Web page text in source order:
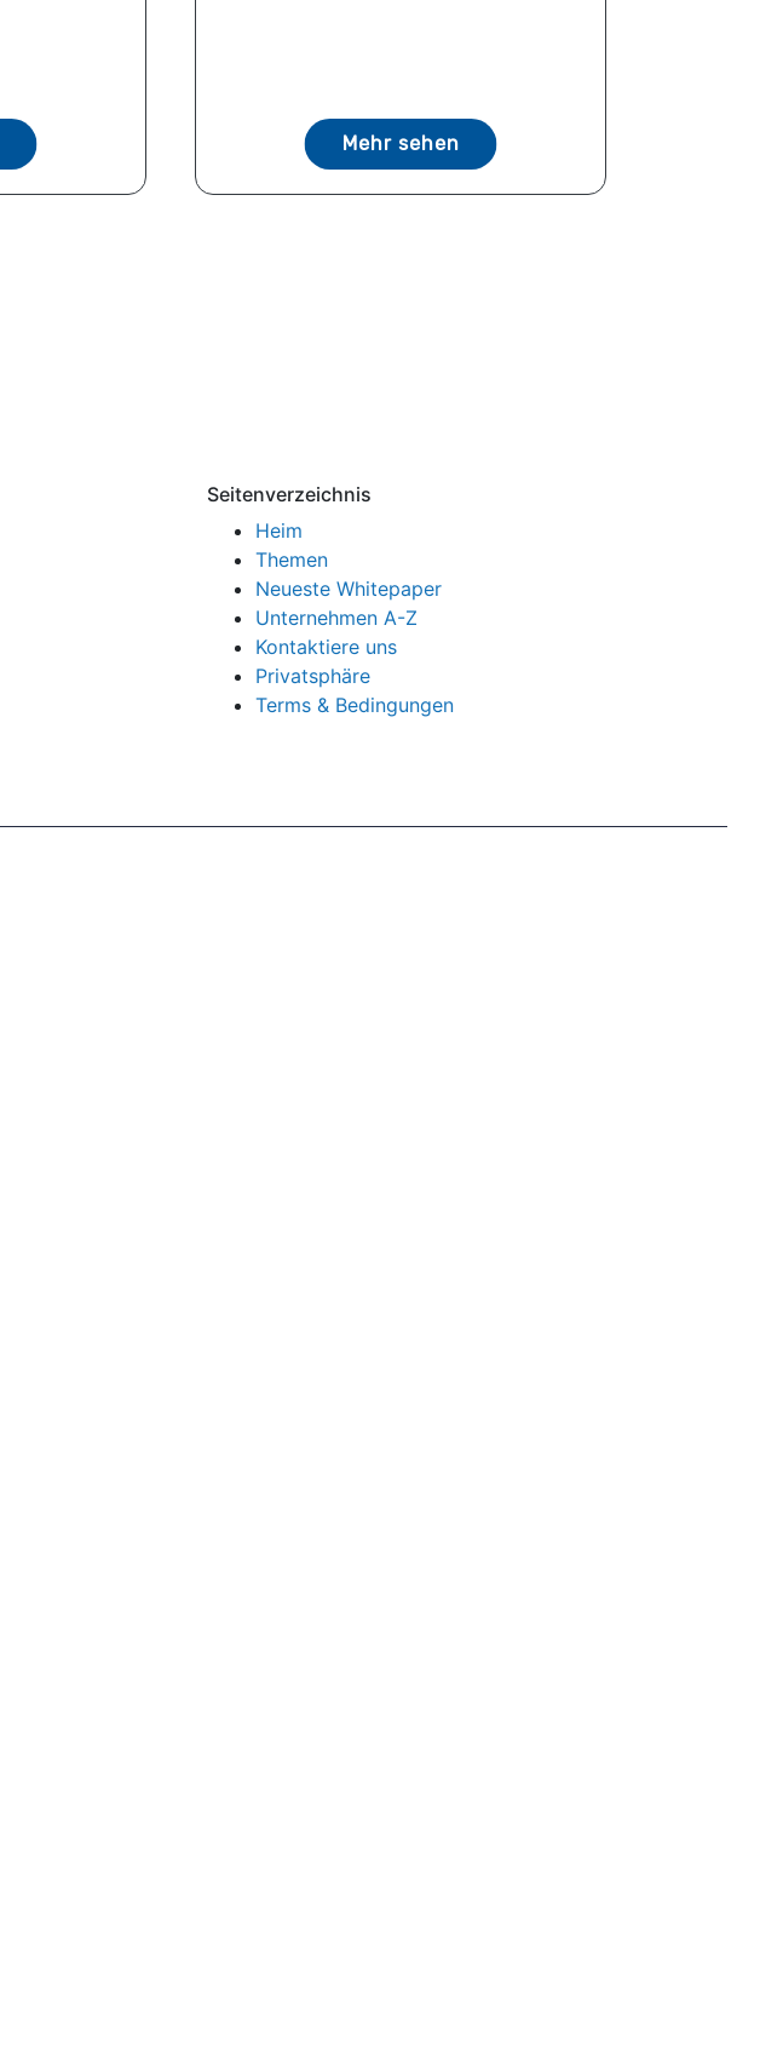
Mehr sehen
Seitenverzeichnis
Heim
Themen
Neueste Whitepaper
Unternehmen A-Z
Kontaktiere uns
Privatsphäre
Terms & Bedingungen